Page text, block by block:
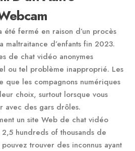
été fermé en raison d’un procès
maltraitance d’enfants fin 2023.
de chat vidéo anonymes
ou tel problème inapproprié. Les
que les compagnons numériques
choix, surtout lorsque vous
avec des gars drôles.
un site Web de chat vidéo
hundreds of thousands de
trouver des inconnus ayant